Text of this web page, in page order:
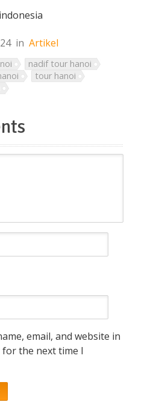
in Artikel
nadif tour hanoi
tour hanoi
email, and website in
the next time I